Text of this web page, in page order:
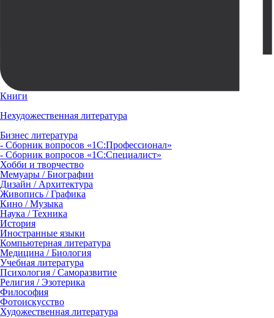
Книги
Нехудожественная литература
Бизнес литература
- Сборник вопросов «1С:Профессионал»
- Сборник вопросов «1С:Специалист»
Хобби и творчество
Мемуары / Биографии
Дизайн / Архитектура
Живопись / Графика
Кино / Музыка
Наука / Техника
История
Иностранные языки
Компьютерная литература
Медицина / Биология
Учебная литература
Психология / Саморазвитие
Религия / Эзотерика
Философия
Фотоискусство
Художественная литература